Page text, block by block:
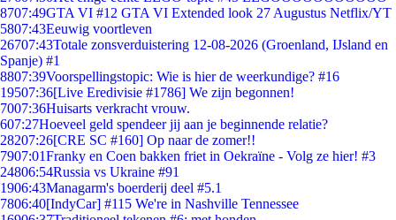
8707:49GTA VI #12 GTA VI Extended look 27 Augustus Netflix/YT
5807:43Eeuwig voortleven
26707:43Totale zonsverduistering 12-08-2026 (Groenland, IJsland en
Spanje) #1
8807:39Voorspellingstopic: Wie is hier de weerkundige? #16
19507:36[Live Eredivisie #1786] We zijn begonnen!
7007:36Huisarts verkracht vrouw.
607:27Hoeveel geld spendeer jij aan je beginnende relatie?
28207:26[CRE SC #160] Op naar de zomer!!
7907:01Franky en Coen bakken friet in Oekraïne - Volg ze hier! #3
24806:54Russia vs Ukraine #91
1906:43Managarm's boerderij deel #5.1
7806:40[IndyCar] #115 We're in Nashville Tennessee